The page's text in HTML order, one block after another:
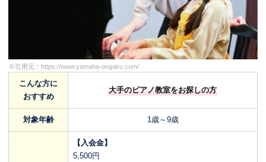
※引用元： https://www.yamaha-ongaku.com/
こんな方に
おすすめ
大手のピアノ教室をお探しの方
対象年齢 1歳～9歳
【入会金】
5,500円